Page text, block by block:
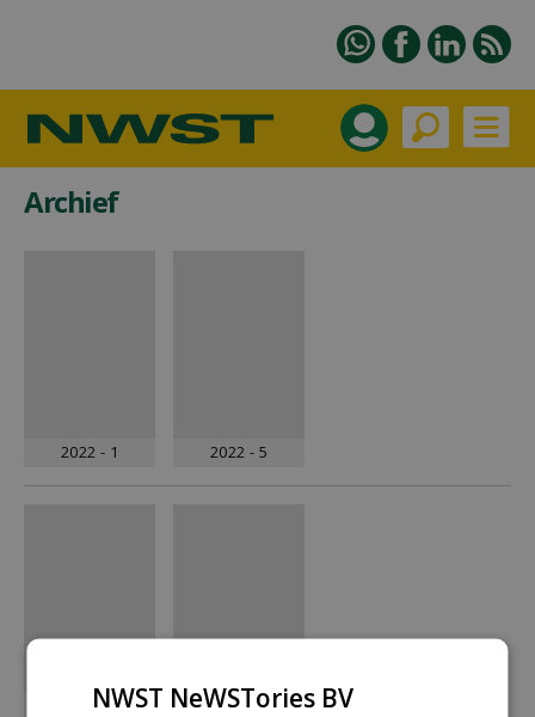
Archief
2022 - 1 2022 - 5
2021 - 1 2021 - 2
NWST NeWSTories BV